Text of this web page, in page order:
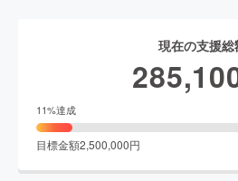
現在の支援総
11%達成
目標金額2,500,000円